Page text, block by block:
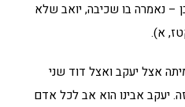
– נאמרה בו שכיבה, יואב שלא
א).
אצל יעקב ואצל דוד שני
יעקב אבינו הוא אב לכל אדם